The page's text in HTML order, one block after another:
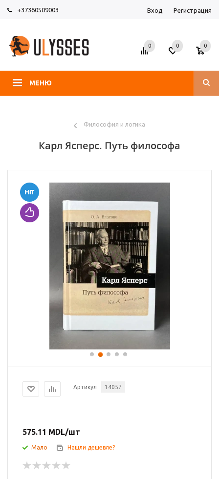
+37360509003 Вход Регистрация
МЕНЮ
0 0 0
Философия и логика
Карл Ясперс. Путь философа
Артикул 14057
575.11 MDL/шт
Мало Нашли дешевле?